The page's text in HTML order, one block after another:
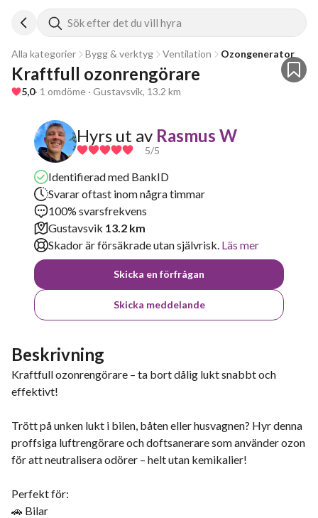
Sök efter det du vill hyra
Alla kategorier Bygg & verktyg Ventilation Ozongenerator
Kraftfull ozonrengörare
5,0· 1 omdöme · Gustavsvik, 13.2 km
Hyrs ut av Rasmus W
5/5
Identifierad med BankID
Svarar oftast inom några timmar
100% svarsfrekvens
Gustavsvik 13.2 km
Skador är försäkrade utan självrisk. Läs mer
Skicka en förfrågan
Skicka meddelande
Beskrivning
Kraftfull ozonrengörare – ta bort dålig lukt snabbt och
effektivt!
Trött på unken lukt i bilen, båten eller husvagnen? Hyr denna
proffsiga luftrengörare och doftsanerare som använder ozon
för att neutralisera odörer – helt utan kemikalier!
Perfekt för:
🚗 Bilar